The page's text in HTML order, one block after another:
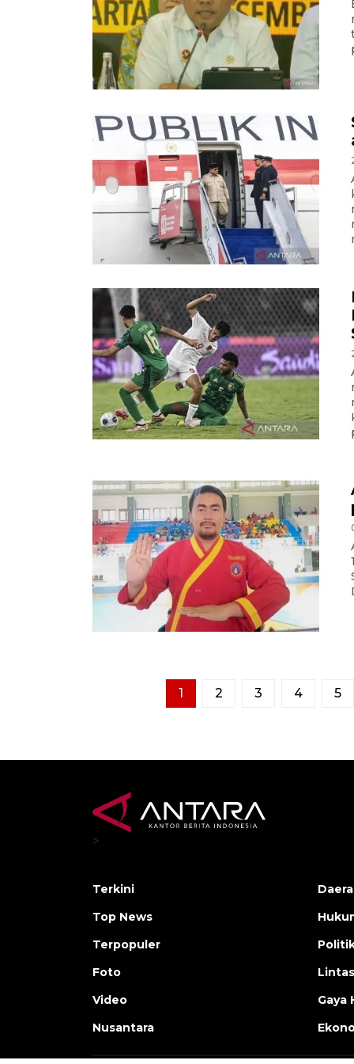
1 2 3 4 5
>
Terkini
Top News
Terpopuler
Foto
Video
Nusantara
Gaya